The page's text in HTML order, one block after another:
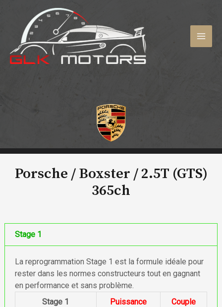
contenu
Porsche / Boxster /2.5T (GTS)
365ch
Stage 1
La reprogrammation Stage 1 est la formule idéale pour
rester dans les normes constructeurs tout en gagnant
en performance et sans problème.
Stage 1
Puissance Couple